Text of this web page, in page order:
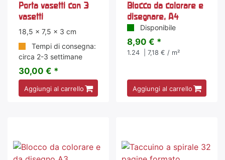
Porta vasetti con 3
vasetti
18,5 x 7,5 x 3 cm
Tempi di consegna:
circa 2-3 settimane
30,00 € *
Aggiungi al carrello
Blocco da colorare e
disegnare, A4
Disponibile
8,90 € *
1.24 | 7,18 € / m²
Aggiungi al carrello